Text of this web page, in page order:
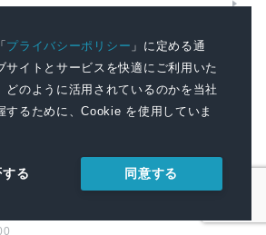
プライバシーポリシー 」に定める通
サイトとサービスを快適にご利用いた
どのように活用されているのかを当社
するために、Cookie を使用していま
る 同意する
グ
ろ」フェア-8月7日（金）